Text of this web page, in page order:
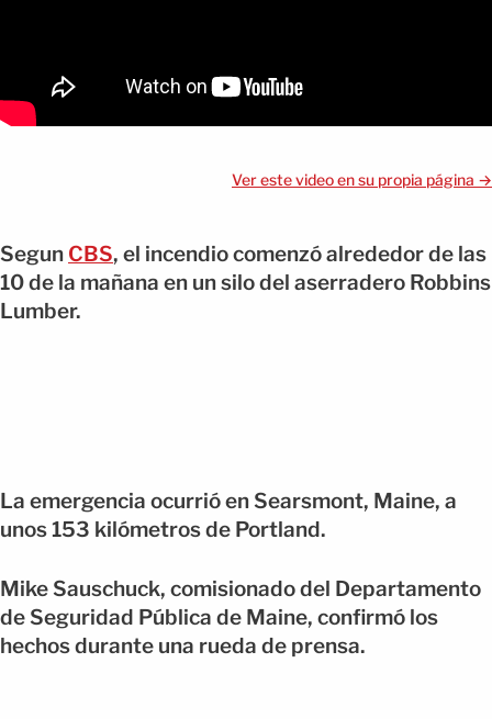
Ver este video en su propia página →
Segun CBS, el incendio comenzó alrededor de las
10 de la mañana en un silo del aserradero Robbins
Lumber.
La emergencia ocurrió en Searsmont, Maine, a
unos 153 kilómetros de Portland.
Mike Sauschuck, comisionado del Departamento
de Seguridad Pública de Maine, confirmó los
hechos durante una rueda de prensa.